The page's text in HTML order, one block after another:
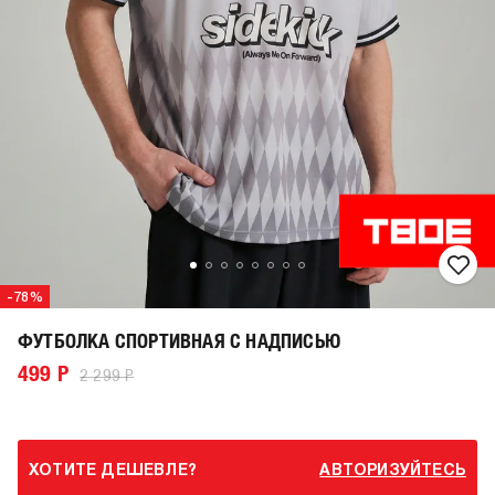
-78%
ФУТБОЛКА СПОРТИВНАЯ С НАДПИСЬЮ
499 Р 2 299 Р
ХОТИТЕ ДЕШЕВЛЕ? АВТОРИЗУЙТЕСЬ